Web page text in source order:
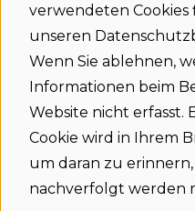
verwendeten Cookies
unseren
Wenn Sie ablehnen,
Informationen beim
Website nicht erfasst.
Cookie wird in Ihrem
um daran zu erinnern,
nachverfolgt werden
Endlich wieder im Büro
Entscheidungen
Sie schnell, welche
sind und buchen Sie
Sie No-Shows ganz
Büroflächen.
Kostenlos starten